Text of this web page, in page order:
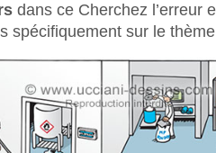
dans ce Cherchez l’erreur
spécifiquement sur le